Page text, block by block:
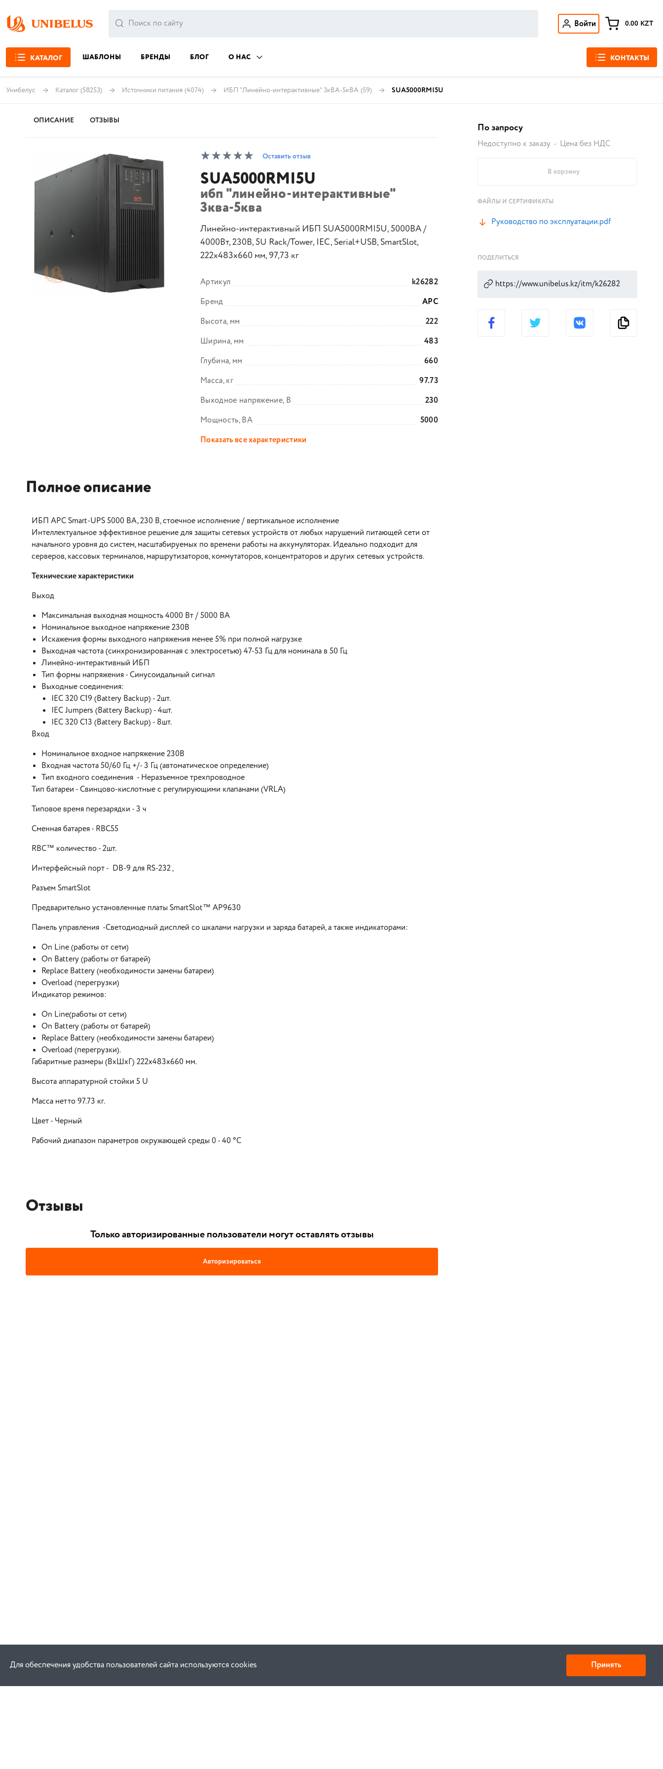
Войти 0.00 KZT
КАТАЛОГ ШАБЛОНЫ БРЕНДЫ БЛОГ О НАС КОНТАКТЫ
Унибелус Каталог (58253) Источники питания (4074) ИБП "Линейно-интерактивные" 3кВА-5кВА (59) SUA5000RMI5U
ОПИСАНИЕ ОТЗЫВЫ
Оставить отзыв
SUA5000RMI5U
ибп "линейно-интерактивные"
3ква-5ква
Линейно-интерактивный ИБП SUA5000RMI5U, 5000ВА /
4000Вт, 230В, 5U Rack/Tower, IEC, Serial+USB, SmartSlot,
222х483х660 мм, 97,73 кг
Артикул
k26282
Бренд
APC
Высота, мм
222
Ширина, мм
483
Глубина, мм
660
Масса, кг
97.73
Выходное напряжение, В
230
Мощность, ВА
5000
Показать все характеристики
Полное описание
ИБП APC Smart-UPS 5000 ВА, 230 В, стоечное исполнение / вертикальное исполнение
Интеллектуальное эффективное решение для защиты сетевых устройств от любых нарушений питающей сети от
начального уровня до систем, масштабируемых по времени работы на аккумуляторах. Идеально подходит для
серверов, кассовых терминалов, маршрутизаторов, коммутаторов, концентраторов и других сетевых устройств.
Технические характеристики
Выход
Максимальная выходная мощность 4000 Вт / 5000 ВА
Номинальное выходное напряжение 230В
Искажения формы выходного напряжения менее 5% при полной нагрузке
Выходная частота (синхронизированная с электросетью) 47-53 Гц для номинала в 50 Гц
Линейно-интерактивный ИБП
Тип формы напряжения - Синусоидальный сигнал
Выходные соединения:
IEC 320 C19 (Battery Backup) - 2шт.
IEC Jumpers (Battery Backup) - 4шт.
IEC 320 C13 (Battery Backup) - 8шт.
Вход
Номинальное входное напряжение 230В
Входная частота 50/60 Гц +/- 3 Гц (автоматическое определение)
Тип входного соединения - Неразъемное трехпроводное
Тип батареи - Свинцово-кислотные с регулирующими клапанами (VRLA)
Типовое время перезарядки - 3 ч
Сменная батарея - RBC55
RBC™ количество - 2шт.
Интерфейсный порт - DB-9 для RS-232 ,
Разъем SmartSlot
Предварительно установленные платы SmartSlot™ AP9630
Панель управления -Светодиодный дисплей со шкалами нагрузки и заряда батарей, а также индикаторами:
Оn Line (работы от сети)
On Battery (работы от батарей)
Replace Battery (необходимости замены батареи)
Overload (перегрузки)
Индикатор режимов:
On Line(работы от сети)
On Battery (работы от батарей)
Replace Battery (необходимости замены батареи)
Overload (перегрузки).
Габаритные размеры (ВхШхГ) 222х483х660 мм.
Высота аппаратурной стойки 5 U
Масса нетто 97.73 кг.
Цвет - Черный
Рабочий диапазон параметров окружающей среды 0 - 40 °C
Отзывы
Только авторизированные пользователи могут оставлять отзывы
Авторизироваться
По запросу
Недоступно к заказу Цена без НДС
В корзину
ФАЙЛЫ И СЕРТИФИКАТЫ
Руководство по эксплуатации.pdf
ПОДЕЛИТЬСЯ
Для обеспечения удобства пользователей сайта используются cookies Принять